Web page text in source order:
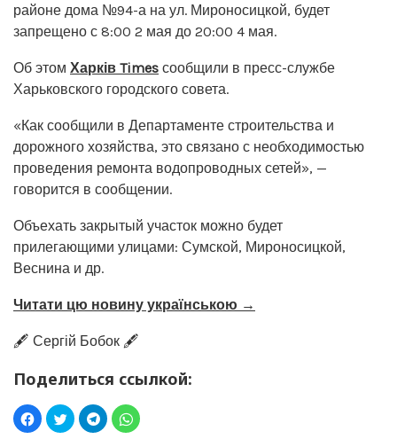
районе дома №94-а на ул. Мироносицкой, будет
запрещено с 8:00 2 мая до 20:00 4 мая.
Об этом Харків Times сообщили в пресс-службе
Харьковского городского совета.
«Как сообщили в Департаменте строительства и
дорожного хозяйства, это связано с необходимостью
проведения ремонта водопроводных сетей», —
говорится в сообщении.
Объехать закрытый участок можно будет
прилегающими улицами: Сумской, Мироносицкой,
Веснина и др.
Читати цю новину українською →
🖋️ Сергій Бобок 🖋️
Поделиться ссылкой: